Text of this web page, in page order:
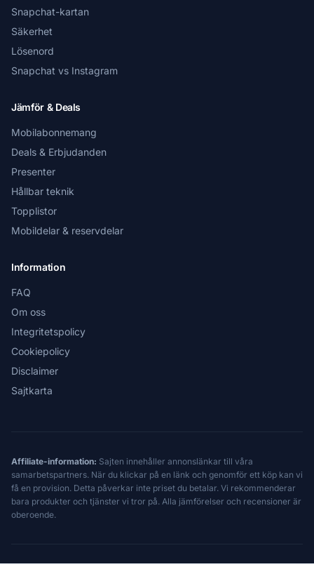
Snapchat-kartan
Säkerhet
Lösenord
Snapchat vs Instagram
Jämför & Deals
Mobilabonnemang
Deals & Erbjudanden
Presenter
Hållbar teknik
Topplistor
Mobildelar & reservdelar
Information
FAQ
Om oss
Integritetspolicy
Cookiepolicy
Disclaimer
Sajtkarta
Affiliate-information: Sajten innehåller annonslänkar till våra
samarbetspartners. När du klickar på en länk och genomför ett köp kan vi
få en provision. Detta påverkar inte priset du betalar. Vi rekommenderar
bara produkter och tjänster vi tror på. Alla jämförelser och recensioner är
oberoende.